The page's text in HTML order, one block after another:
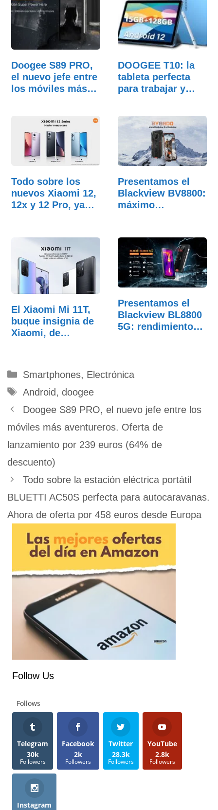
Doogee S89 PRO,
el nuevo jefe entre
los móviles más…
DOOGEE T10: la
tableta perfecta
para trabajar y…
Todo sobre los
nuevos Xiaomi 12,
12x y 12 Pro, ya
Presentamos el
Blackview BV8800:
máximo
El Xiaomi Mi 11T,
buque insignia de
Xiaomi, de…
Presentamos el
Blackview BL8800
5G: rendimiento
Categorías
Smartphones, Electrónica
Etiquetas
Android, doogee
Doogee S89 PRO, el nuevo jefe entre los
móviles más aventureros. Oferta de
lanzamiento por 239 euros (64% de
descuento)
Todo sobre la estación eléctrica portátil
BLUETTI AC50S perfecta para autocaravanas.
Ahora de oferta por 458 euros desde Europa
Follow Us
Follows
Telegram
30k
Followers
Facebook
2k
Followers
Twitter
28.3k
Followers
YouTube
2.8k
Followers
Instagram